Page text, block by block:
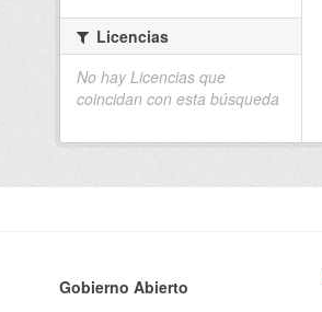
Licencias
No hay Licencias que
coincidan con esta búsqueda
Gobierno Abierto